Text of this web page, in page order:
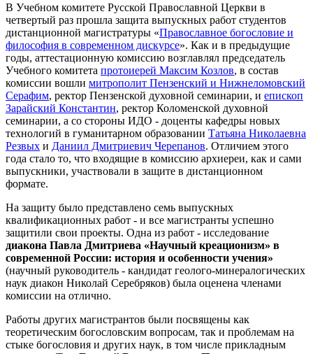
В Учебном комитете Русской Православной Церкви в
четвертый раз прошла защита выпускных работ студентов
дистанционной магистратуры «Православное богословие и
философия в современном дискурсе». Как и в предыдущие
годы, аттестационную комиссию возглавлял председатель
Учебного комитета протоиерей Максим Козлов, в состав
комиссии вошли митрополит Пензенский и Нижнеломовский
Серафим, ректор Пензенской духовной семинарии, и епископ
Зарайский Константин, ректор Коломенской духовной
семинарии, а со стороны ИДО - доценты кафедры новых
технологий в гуманитарном образовании Татьяна Николаевна
Резвых и Даниил Дмитриевич Черепанов. Отличием этого
года стало то, что входящие в комиссию архиереи, как и сами
выпускники, участвовали в защите в дистанционном
формате.
На защиту было представлено семь выпускных
квалификационных работ - и все магистранты успешно
защитили свои проекты. Одна из работ - исследование
диакона Павла Дмитриева «Научный креационизм» в
современной России: история и особенности учения»
(научный руководитель - кандидат геолого-минералогических
наук диакон Николай Серебряков) была оценена членами
комиссии на отлично.
Работы других магистрантов были посвящены как
теоретическим богословским вопросам, так и проблемам на
стыке богословия и других наук, в том числе прикладным